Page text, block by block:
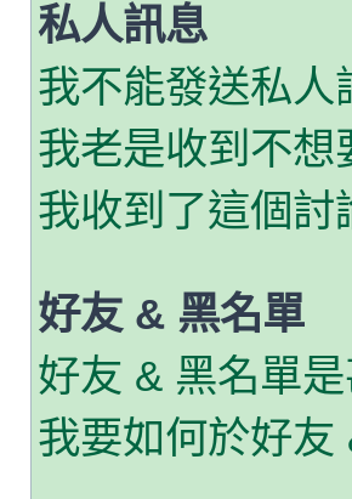
私人訊息
我不能發送私人
我老是收到不想
我收到了這個討
好友 & 黑名單
好友 & 黑名單是
我要如何於好友